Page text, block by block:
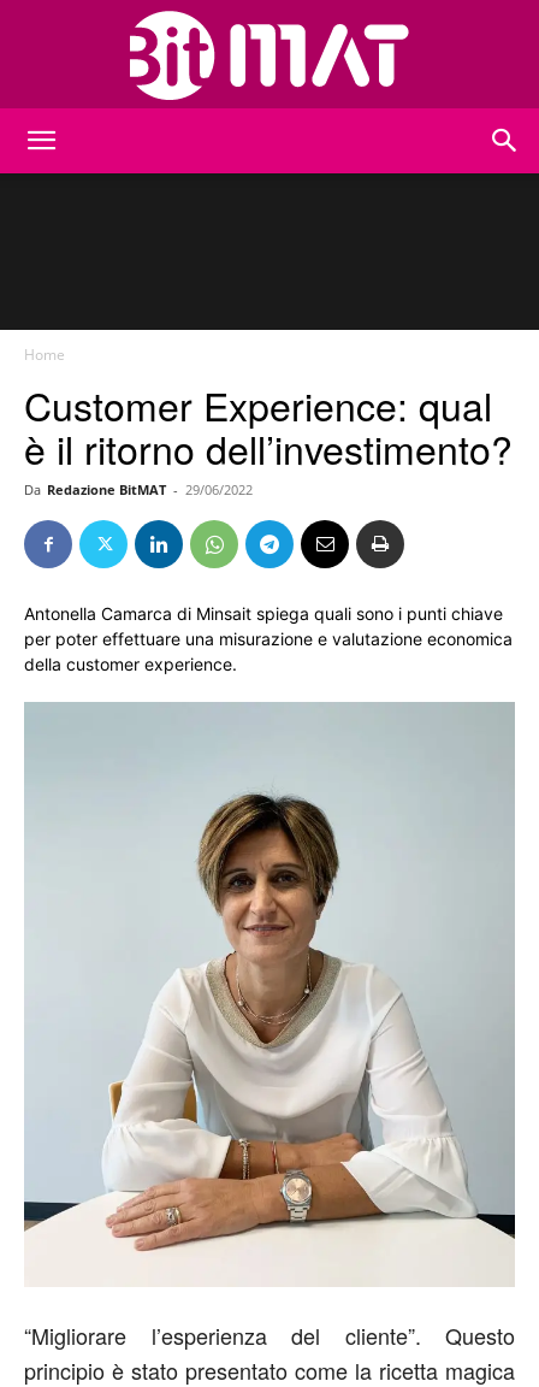
Home
Customer Experience: qual
è il ritorno dell’investimento?
Da Redazione BitMAT - 29/06/2022
Antonella Camarca di Minsait spiega quali sono i punti chiave
per poter effettuare una misurazione e valutazione economica
della customer experience.
“Migliorare l’esperienza del cliente”. Questo
principio è stato presentato come la ricetta magica